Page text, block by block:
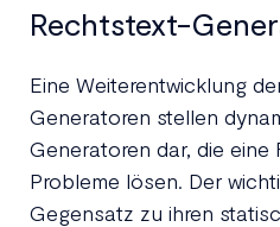
Rechtstext-
Eine Weiterentwicklung
Generatoren stellen
Generatoren dar, die eine
Probleme lösen. Der
Gegensatz zu ihren